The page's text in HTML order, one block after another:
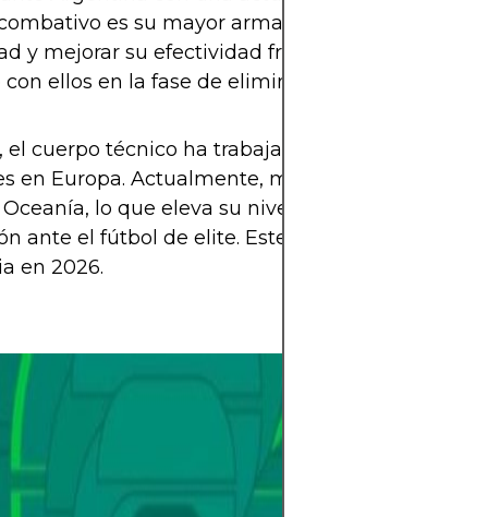
es su mayor arma. Si logran mantener
y mejorar su efectividad frente al arco, nadie
ellos en la fase de eliminación directa.
el cuerpo técnico ha trabajado en ampliar la
en Europa. Actualmente, más del 70% del
lo que eleva su nivel competitivo y su
ante el fútbol de elite. Este detalle puede
en 2026.